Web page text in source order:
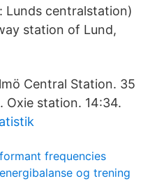
Lunds centralstation)
station of Lund,
Central Station. 35
station. 14:34.
formant frequencies
energibalanse og trening